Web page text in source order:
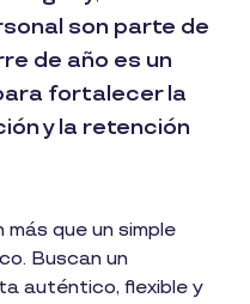
son parte de
de año es un
fortalecer la
y la retención
que un simple
Buscan un
auténtico, flexible y